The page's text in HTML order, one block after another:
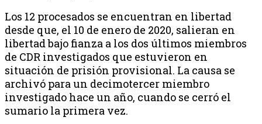
Los 12 procesados se encuentran en libertad
desde que, el 10 de enero de 2020, salieran en
libertad bajo fianza a los dos últimos miembros
de CDR investigados que estuvieron en
situación de prisión provisional. La causa se
archivó para un decimotercer miembro
investigado hace un año, cuando se cerró el
sumario la primera vez.